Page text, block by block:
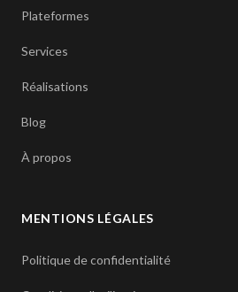
Plateformes
Services
Réalisations
Blog
À propos
MENTIONS LÉGALES
Politique de confidentialité